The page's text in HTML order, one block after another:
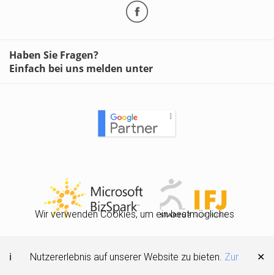
Haben Sie Fragen?
Einfach bei uns melden unter
Wir verwenden Cookies, um ein bestmögliches
Nutzererlebnis auf unserer Website zu bieten. Zur